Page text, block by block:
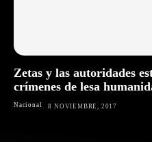
Zetas y las autoridades
crímenes de lesa
Nacional 8 NOVIEMBRE, 2017